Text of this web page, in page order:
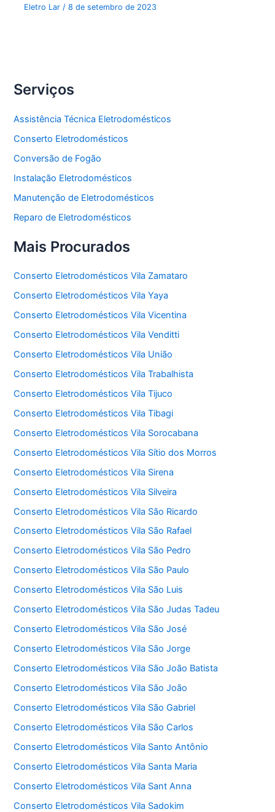
Eletro Lar /8 de setembro de 2023
Serviços
Assistência Técnica Eletrodomésticos
Conserto Eletrodomésticos
Conversão de Fogão
Instalação Eletrodomésticos
Manutenção de Eletrodomésticos
Reparo de Eletrodomésticos
Mais Procurados
Conserto Eletrodomésticos Vila Zamataro
Conserto Eletrodomésticos Vila Yaya
Conserto Eletrodomésticos Vila Vicentina
Conserto Eletrodomésticos Vila Venditti
Conserto Eletrodomésticos Vila União
Conserto Eletrodomésticos Vila Trabalhista
Conserto Eletrodomésticos Vila Tijuco
Conserto Eletrodomésticos Vila Tibagi
Conserto Eletrodomésticos Vila Sorocabana
Conserto Eletrodomésticos Vila Sítio dos Morros
Conserto Eletrodomésticos Vila Sirena
Conserto Eletrodomésticos Vila Silveira
Conserto Eletrodomésticos Vila São Ricardo
Conserto Eletrodomésticos Vila São Rafael
Conserto Eletrodomésticos Vila São Pedro
Conserto Eletrodomésticos Vila São Paulo
Conserto Eletrodomésticos Vila São Luis
Conserto Eletrodomésticos Vila São Judas Tadeu
Conserto Eletrodomésticos Vila São José
Conserto Eletrodomésticos Vila São Jorge
Conserto Eletrodomésticos Vila São João Batista
Conserto Eletrodomésticos Vila São João
Conserto Eletrodomésticos Vila São Gabriel
Conserto Eletrodomésticos Vila São Carlos
Conserto Eletrodomésticos Vila Santo Antônio
Conserto Eletrodomésticos Vila Santa Maria
Conserto Eletrodomésticos Vila Sant Anna
Conserto Eletrodomésticos Vila Sadokim